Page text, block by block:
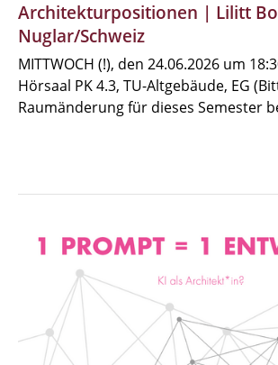
Architekturpositionen | Lilitt
Nuglar/Schweiz
MITTWOCH (!), den 24.06.2026 um
Hörsaal PK 4.3, TU-Altgebäude, EG
Raumänderung für dieses Semester